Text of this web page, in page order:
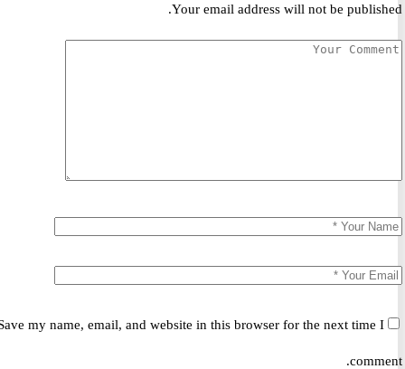
Your email address will not be
Save my name, email, and website in this browser for the next time